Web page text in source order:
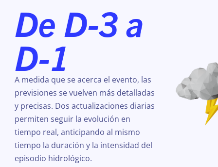
De D-3 a
D-1
A medida que se acerca el evento, las
previsiones se vuelven más detalladas
y precisas. Dos actualizaciones diarias
permiten seguir la evolución en
tiempo real, anticipando al mismo
tiempo la duración y la intensidad del
episodio hidrológico.